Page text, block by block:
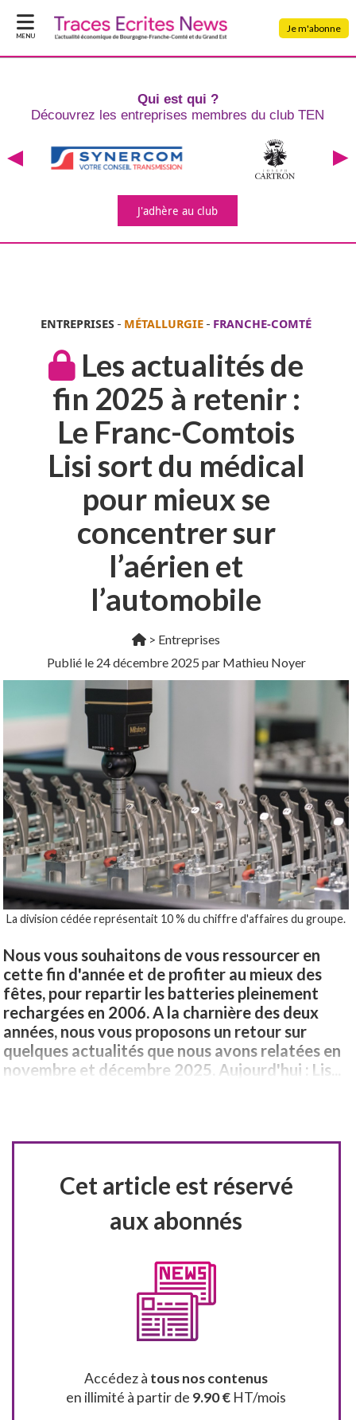
MENU
Je m'abonne
Qui est qui ?
Découvrez les entreprises membres du club TEN
J'adhèreau club
ENTREPRISES - MÉTALLURGIE - FRANCHE-COMTÉ
Les actualités de
fin 2025 à retenir :
Le Franc-Comtois
Lisi sort du médical
pour mieux se
concentrer sur
l’aérien et
l’automobile
> Entreprises
Publié le 24 décembre 2025 par Mathieu Noyer
La division cédée représentait 10 % du chiffre d'affaires du groupe.
Nous vous souhaitons de vous ressourcer en
cette fin d'année et de profiter au mieux des
fêtes, pour repartir les batteries pleinement
rechargées en 2006. A la charnière des deux
années, nous vous proposons un retour sur
quelques actualités que nous avons relatées en
novembre et décembre 2025. Aujourd'hui : Lis...
Cet article est réservé
aux abonnés
Accédez à tous nos contenus
en illimité à partir de 9.90 € HT/mois